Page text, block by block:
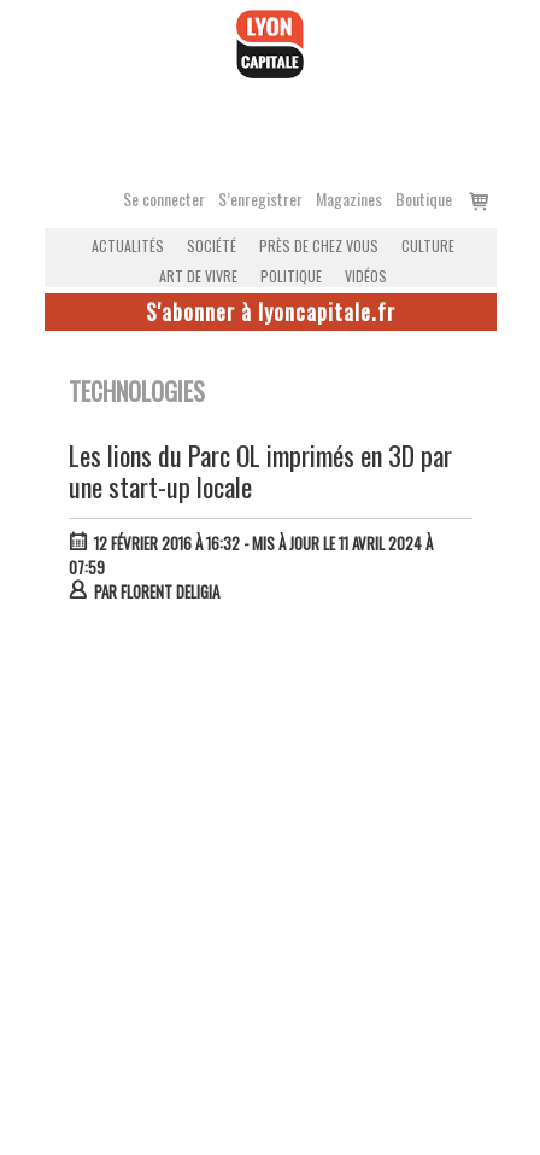
Se connecter S’enregistrer Magazines Boutique
Voir
ACTUALITÉS SOCIÉTÉ PRÈS DE CHEZ VOUS
CULTURE
ART DE VIVRE
POLITIQUE VIDÉOS
S'abonner à lyoncapitale.fr
TECHNOLOGIES
Les lions du Parc OL imprimés en 3D par
une start-up locale
12 FÉVRIER 2016 À 16:32- MIS À JOUR LE 11 AVRIL 2024 À
07:59
PARFLORENT DELIGIA